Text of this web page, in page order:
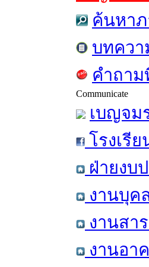
ค้นหาภ
บทควา
คำถา
Communicate
เบญจม
โรงเรี
ฝ่ายงบ
งานบุค
งานสา
งานอา